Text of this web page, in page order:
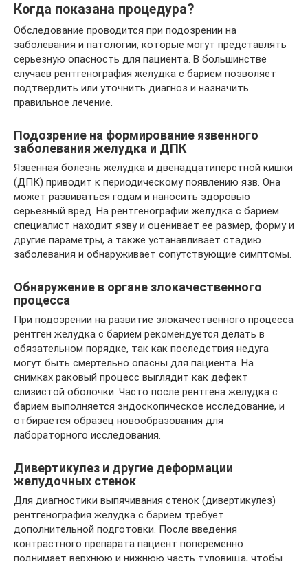
Когда показана процедура?
Обследование проводится при подозрении на
заболевания и патологии, которые могут представлять
серьезную опасность для пациента. В большинстве
случаев рентгенография желудка с барием позволяет
подтвердить или уточнить диагноз и назначить
правильное лечение.
Подозрение на формирование язвенного
заболевания желудка и ДПК
Язвенная болезнь желудка и двенадцатиперстной кишки
(ДПК) приводит к периодическому появлению язв. Она
может развиваться годам и наносить здоровью
серьезный вред. На рентгенографии желудка с барием
специалист находит язву и оценивает ее размер, форму и
другие параметры, а также устанавливает стадию
заболевания и обнаруживает сопутствующие симптомы.
Обнаружение в органе злокачественного
процесса
При подозрении на развитие злокачественного процесса
рентген желудка с барием рекомендуется делать в
обязательном порядке, так как последствия недуга
могут быть смертельно опасны для пациента. На
снимках раковый процесс выглядит как дефект
слизистой оболочки. Часто после рентгена желудка с
барием выполняется эндоскопическое исследование, и
отбирается образец новообразования для
лабораторного исследования.
Дивертикулез и другие деформации
желудочных стенок
Для диагностики выпячивания стенок (дивертикулез)
рентгенография желудка с барием требует
дополнительной подготовки. После введения
контрастного препарата пациент попеременно
поднимает верхнюю и нижнюю часть туловища, чтобы